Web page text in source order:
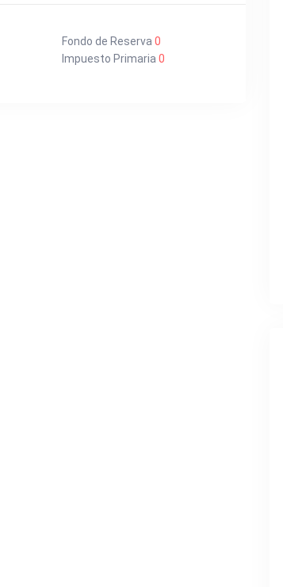
Fondo de Reserva0
Impuesto Primaria0